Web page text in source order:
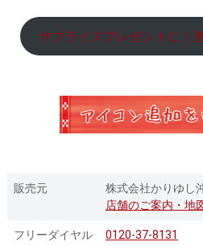
サプライズプレゼントに｜
販売元
株式会社かりゆし
店舗のご案内・地
フリーダイヤル 0120-37-8131